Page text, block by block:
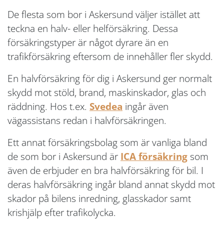
De flesta som bor i Askersund väljer istället att
teckna en halv- eller helförsäkring. Dessa
försäkringstyper är något dyrare än en
trafikförsäkring eftersom de innehåller fler skydd.
En halvförsäkring för dig i Askersund ger normalt
skydd mot stöld, brand, maskinskador, glas och
räddning. Hos t.ex. Svedea ingår även
vägassistans redan i halvförsäkringen.
Ett annat försäkringsbolag som är vanliga bland
de som bor i Askersund är ICA försäkring som
även de erbjuder en bra halvförsäkring för bil. I
deras halvförsäkring ingår bland annat skydd mot
skador på bilens inredning, glasskador samt
krishjälp efter trafikolycka.